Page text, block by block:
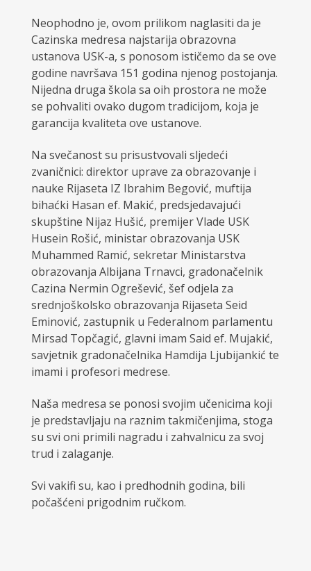
Neophodno je, ovom prilikom naglasiti da je
Cazinska medresa najstarija obrazovna
ustanova USK-a, s ponosom ističemo da se ove
godine navršava 151 godina njenog postojanja.
Nijedna druga škola sa oih prostora ne može
se pohvaliti ovako dugom tradicijom, koja je
garancija kvaliteta ove ustanove.
Na svečanost su prisustvovali sljedeći
zvaničnici: direktor uprave za obrazovanje i
nauke Rijaseta IZ Ibrahim Begović, muftija
bihaćki Hasan ef. Makić, predsjedavajući
skupštine Nijaz Hušić, premijer Vlade USK
Husein Rošić, ministar obrazovanja USK
Muhammed Ramić, sekretar Ministarstva
obrazovanja Albijana Trnavci, gradonačelnik
Cazina Nermin Ogrešević, šef odjela za
srednjoškolsko obrazovanja Rijaseta Seid
Eminović, zastupnik u Federalnom parlamentu
Mirsad Topčagić, glavni imam Said ef. Mujakić,
savjetnik gradonačelnika Hamdija Ljubijankić te
imami i profesori medrese.
Naša medresa se ponosi svojim učenicima koji
je predstavljaju na raznim takmičenjima, stoga
su svi oni primili nagradu i zahvalnicu za svoj
trud i zalaganje.
Svi vakifi su, kao i predhodnih godina, bili
počašćeni prigodnim ručkom.